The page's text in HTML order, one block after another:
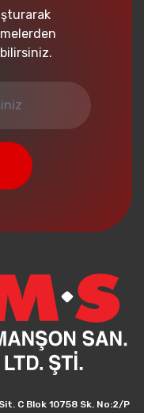
C Blok 10758 Sk. No:2/P